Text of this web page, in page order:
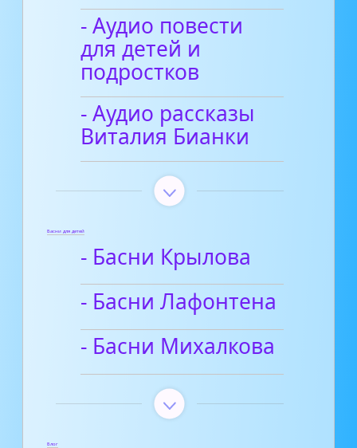
- Аудио повести
для детей и
подростков
- Аудио рассказы
Виталия Бианки
Басни для детей
- Басни Крылова
- Басни Лафонтена
- Басни Михалкова
Блог